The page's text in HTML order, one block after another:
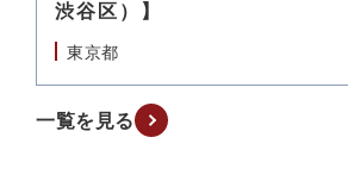
渋谷区）】
東京都
一覧を見る